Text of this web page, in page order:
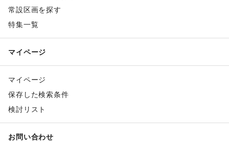
常設区画を探す
特集一覧
マイページ
マイページ
保存した検索条件
検討リスト
お問い合わせ